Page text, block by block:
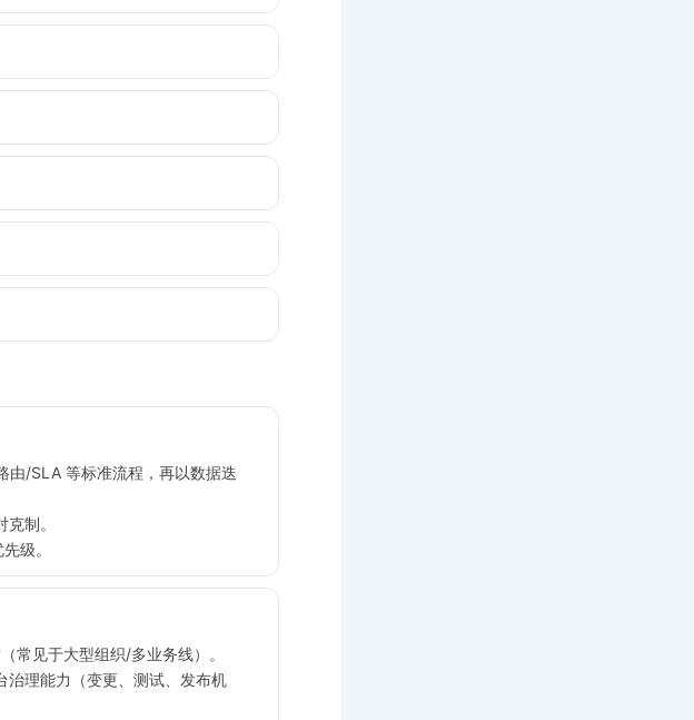
由/SLA 等标准流程，再以数据迭
制。
级。
常见于大型组织/多业务线）。
治理能力（变更、测试、发布机